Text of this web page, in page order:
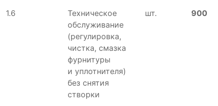
1.6
Техническое
обслуживание
(регулировка,
чистка, смазка
фурнитуры
и уплотнителя)
без снятия
створки
шт. 900